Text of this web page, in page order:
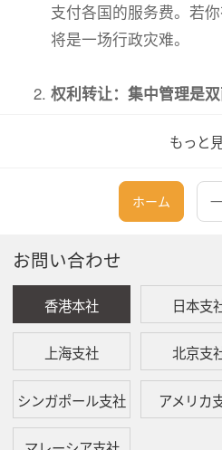
支付各国的服务费。若
将是一场行政灾难。
权利转让：集中管理是
一个限制：受让人（买
系成员国”的连结资格，
单一国家申请：
转让更具弹性。无论买
法律即可转让。对于计
的企业来说，单国申请更
续展（Renewal）：省
もっと
ホーム
お問い合わせ
香港本社 日本支
上海支社 北京支
シンガポール支社 アメリカ